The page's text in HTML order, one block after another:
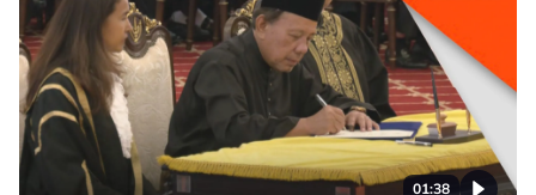
01:38